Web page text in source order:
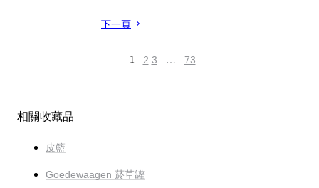
下一頁
1 2 3 … 73
相關收藏品
皮籃
Goedewaagen 菸草罐